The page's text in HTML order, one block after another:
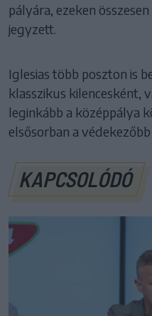
pályára, ezeken
jegyzett.
Iglesias több poszton is
klasszikus kilencesként,
leginkább a középpálya
elsősorban a
KAPCSOLÓDÓ